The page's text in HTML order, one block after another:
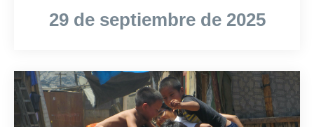
29 de septiembre de 2025